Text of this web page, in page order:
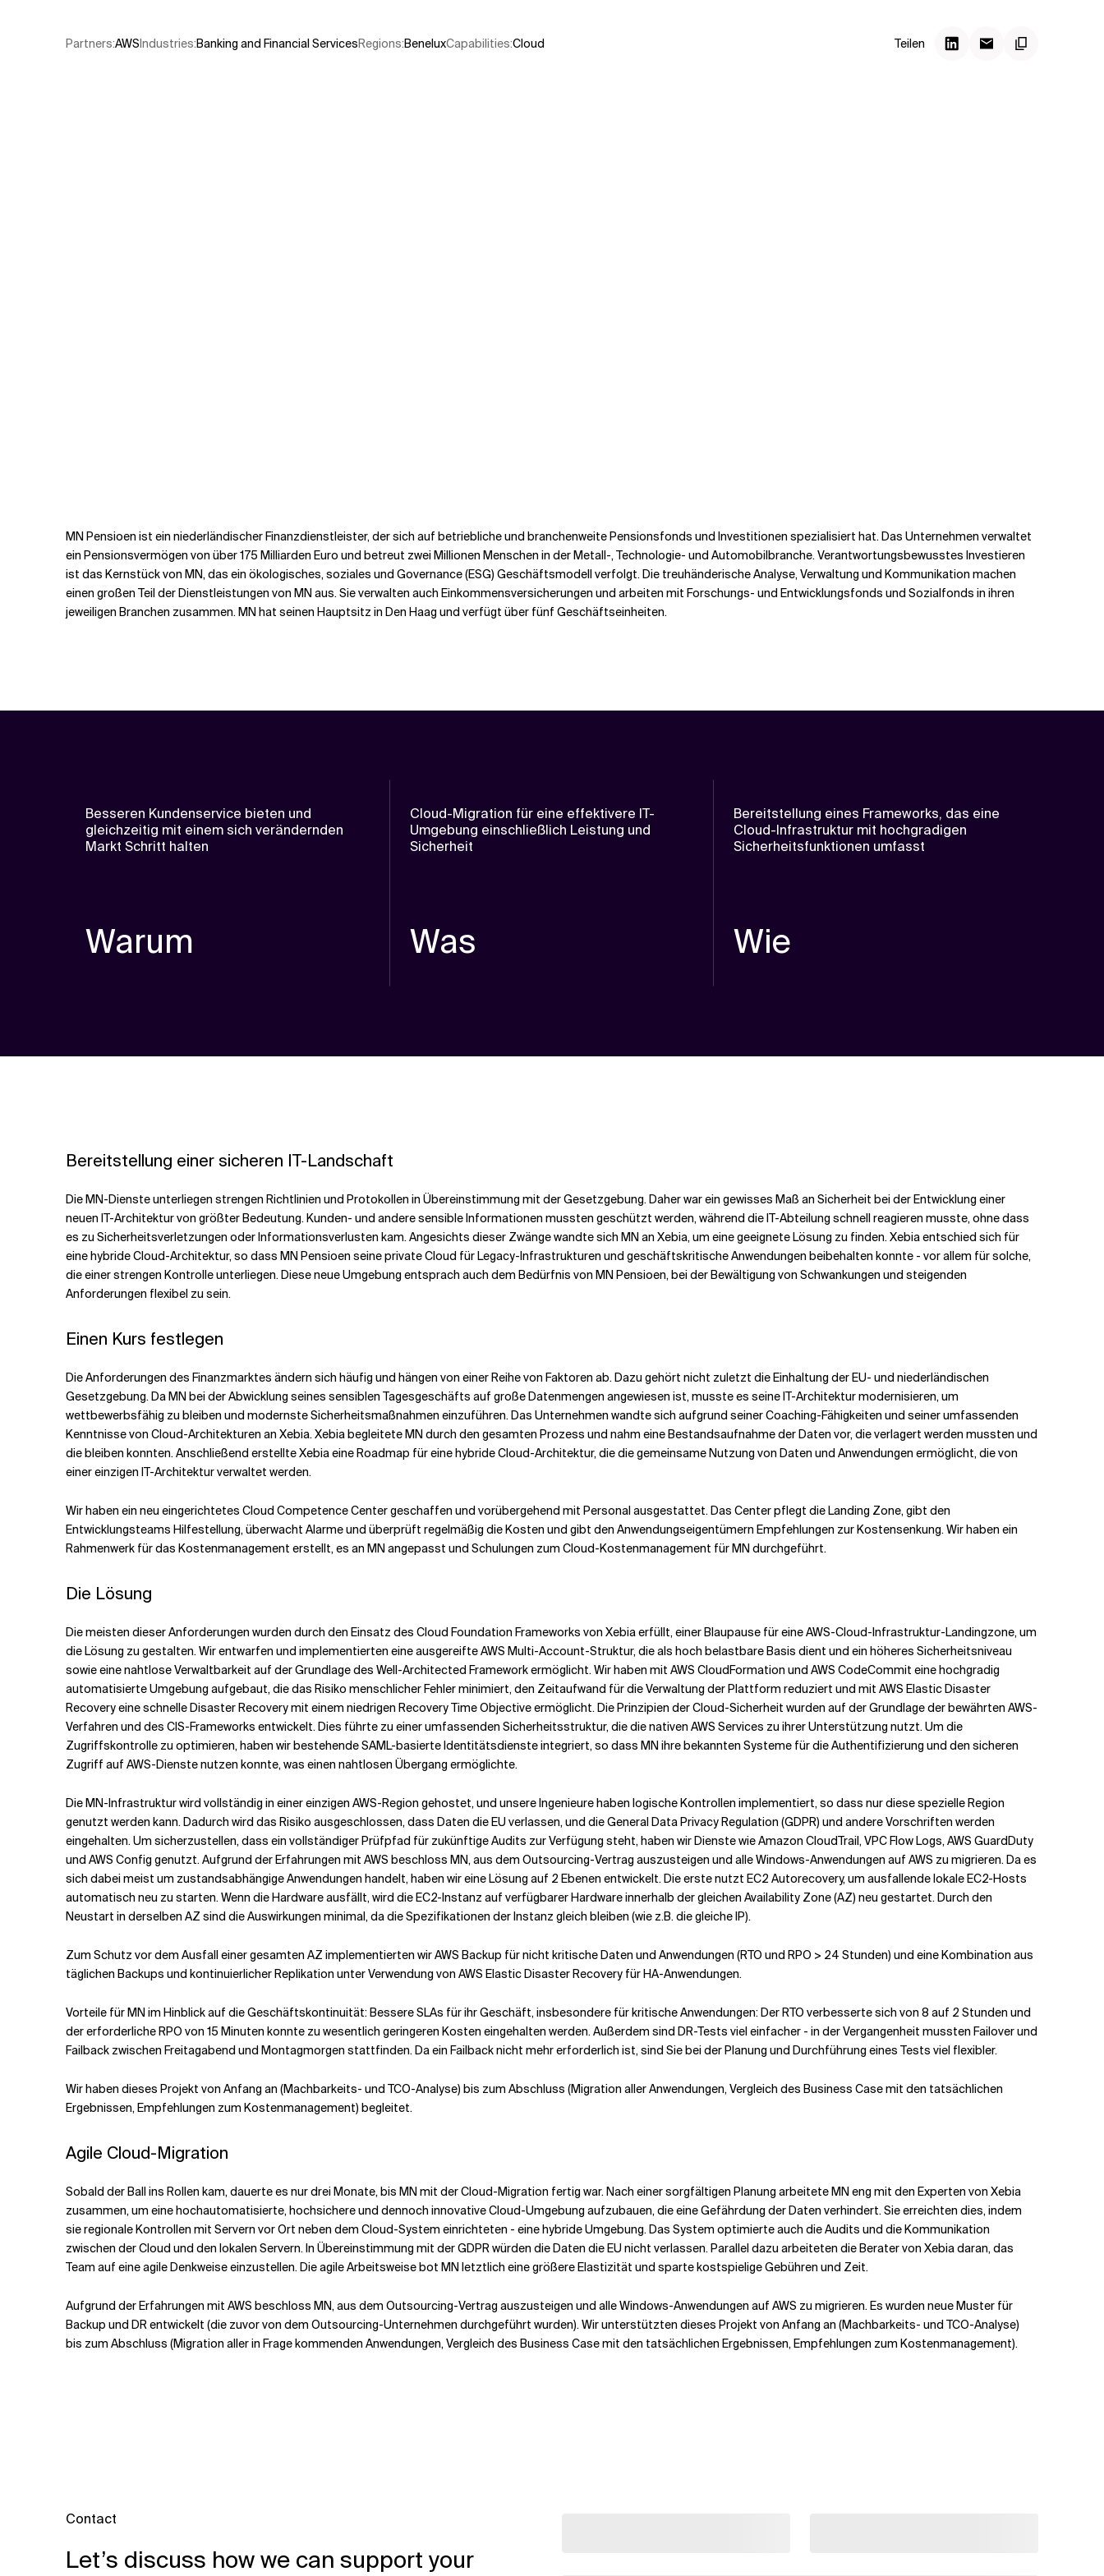
Verwandte Themen
Partners:AWS​Industries:Banking and Financial ServicesRegions:BeneluxCapabilities:Cloud Teilen
MN Pensioen ist ein niederländischer Finanzdienstleister, der sich auf betriebliche und branchenweite Pensionsfonds und Investitionen spezialisiert hat. Das Unternehmen verwaltet
ein Pensionsvermögen von über 175 Milliarden Euro und betreut zwei Millionen Menschen in der Metall-, Technologie- und Automobilbranche. Verantwortungsbewusstes Investieren
ist das Kernstück von MN, das ein ökologisches, soziales und Governance (ESG) Geschäftsmodell verfolgt. Die treuhänderische Analyse, Verwaltung und Kommunikation machen
einen großen Teil der Dienstleistungen von MN aus. Sie verwalten auch Einkommensversicherungen und arbeiten mit Forschungs- und Entwicklungsfonds und Sozialfonds in ihren
jeweiligen Branchen zusammen. MN hat seinen Hauptsitz in Den Haag und verfügt über fünf Geschäftseinheiten.
Besseren Kundenservice bieten und
gleichzeitig mit einem sich verändernden
Markt Schritt halten
Warum
Cloud-Migration für eine effektivere IT-
Umgebung einschließlich Leistung und
Sicherheit
Was
Bereitstellung eines Frameworks, das eine
Cloud-Infrastruktur mit hochgradigen
Sicherheitsfunktionen umfasst
Wie
Bereitstellung einer sicheren IT-Landschaft
Die MN-Dienste unterliegen strengen Richtlinien und Protokollen in Übereinstimmung mit der Gesetzgebung. Daher war ein gewisses Maß an Sicherheit bei der Entwicklung einer
neuen IT-Architektur von größter Bedeutung. Kunden- und andere sensible Informationen mussten geschützt werden, während die IT-Abteilung schnell reagieren musste, ohne dass
es zu Sicherheitsverletzungen oder Informationsverlusten kam. Angesichts dieser Zwänge wandte sich MN an Xebia, um eine geeignete Lösung zu finden. Xebia entschied sich für
eine hybride Cloud-Architektur, so dass MN Pensioen seine private Cloud für Legacy-Infrastrukturen und geschäftskritische Anwendungen beibehalten konnte - vor allem für solche,
die einer strengen Kontrolle unterliegen. Diese neue Umgebung entsprach auch dem Bedürfnis von MN Pensioen, bei der Bewältigung von Schwankungen und steigenden
Anforderungen flexibel zu sein.
Einen Kurs festlegen
Die Anforderungen des Finanzmarktes ändern sich häufig und hängen von einer Reihe von Faktoren ab. Dazu gehört nicht zuletzt die Einhaltung der EU- und niederländischen
Gesetzgebung. Da MN bei der Abwicklung seines sensiblen Tagesgeschäfts auf große Datenmengen angewiesen ist, musste es seine IT-Architektur modernisieren, um
wettbewerbsfähig zu bleiben und modernste Sicherheitsmaßnahmen einzuführen. Das Unternehmen wandte sich aufgrund seiner Coaching-Fähigkeiten und seiner umfassenden
Kenntnisse von Cloud-Architekturen an Xebia. Xebia begleitete MN durch den gesamten Prozess und nahm eine Bestandsaufnahme der Daten vor, die verlagert werden mussten und
die bleiben konnten. Anschließend erstellte Xebia eine Roadmap für eine hybride Cloud-Architektur, die die gemeinsame Nutzung von Daten und Anwendungen ermöglicht, die von
einer einzigen IT-Architektur verwaltet werden.
Wir haben ein neu eingerichtetes Cloud Competence Center geschaffen und vorübergehend mit Personal ausgestattet. Das Center pflegt die Landing Zone, gibt den
Entwicklungsteams Hilfestellung, überwacht Alarme und überprüft regelmäßig die Kosten und gibt den Anwendungseigentümern Empfehlungen zur Kostensenkung. Wir haben ein
Rahmenwerk für das Kostenmanagement erstellt, es an MN angepasst und Schulungen zum Cloud-Kostenmanagement für MN durchgeführt.
Die Lösung
Die meisten dieser Anforderungen wurden durch den Einsatz des Cloud Foundation Frameworks von Xebia erfüllt, einer Blaupause für eine AWS-Cloud-Infrastruktur-Landingzone, um
die Lösung zu gestalten. Wir entwarfen und implementierten eine ausgereifte AWS Multi-Account-Struktur, die als hoch belastbare Basis dient und ein höheres Sicherheitsniveau
sowie eine nahtlose Verwaltbarkeit auf der Grundlage des Well-Architected Framework ermöglicht. Wir haben mit AWS CloudFormation und AWS CodeCommit eine hochgradig
automatisierte Umgebung aufgebaut, die das Risiko menschlicher Fehler minimiert, den Zeitaufwand für die Verwaltung der Plattform reduziert und mit AWS Elastic Disaster
Recovery eine schnelle Disaster Recovery mit einem niedrigen Recovery Time Objective ermöglicht. Die Prinzipien der Cloud-Sicherheit wurden auf der Grundlage der bewährten AWS-
Verfahren und des CIS-Frameworks entwickelt. Dies führte zu einer umfassenden Sicherheitsstruktur, die die nativen AWS Services zu ihrer Unterstützung nutzt. Um die
Zugriffskontrolle zu optimieren, haben wir bestehende SAML-basierte Identitätsdienste integriert, so dass MN ihre bekannten Systeme für die Authentifizierung und den sicheren
Zugriff auf AWS-Dienste nutzen konnte, was einen nahtlosen Übergang ermöglichte.
Die MN-Infrastruktur wird vollständig in einer einzigen AWS-Region gehostet, und unsere Ingenieure haben logische Kontrollen implementiert, so dass nur diese spezielle Region
genutzt werden kann. Dadurch wird das Risiko ausgeschlossen, dass Daten die EU verlassen, und die General Data Privacy Regulation (GDPR) und andere Vorschriften werden
eingehalten. Um sicherzustellen, dass ein vollständiger Prüfpfad für zukünftige Audits zur Verfügung steht, haben wir Dienste wie Amazon CloudTrail, VPC Flow Logs, AWS GuardDuty
und AWS Config genutzt. Aufgrund der Erfahrungen mit AWS beschloss MN, aus dem Outsourcing-Vertrag auszusteigen und alle Windows-Anwendungen auf AWS zu migrieren. Da es
sich dabei meist um zustandsabhängige Anwendungen handelt, haben wir eine Lösung auf 2 Ebenen entwickelt. Die erste nutzt EC2 Autorecovery, um ausfallende lokale EC2-Hosts
automatisch neu zu starten. Wenn die Hardware ausfällt, wird die EC2-Instanz auf verfügbarer Hardware innerhalb der gleichen Availability Zone (AZ) neu gestartet. Durch den
Neustart in derselben AZ sind die Auswirkungen minimal, da die Spezifikationen der Instanz gleich bleiben (wie z.B. die gleiche IP).
Zum Schutz vor dem Ausfall einer gesamten AZ implementierten wir AWS Backup für nicht kritische Daten und Anwendungen (RTO und RPO > 24 Stunden) und eine Kombination aus
täglichen Backups und kontinuierlicher Replikation unter Verwendung von AWS Elastic Disaster Recovery für HA-Anwendungen.
Vorteile für MN im Hinblick auf die Geschäftskontinuität: Bessere SLAs für ihr Geschäft, insbesondere für kritische Anwendungen: Der RTO verbesserte sich von 8 auf 2 Stunden und
der erforderliche RPO von 15 Minuten konnte zu wesentlich geringeren Kosten eingehalten werden. Außerdem sind DR-Tests viel einfacher - in der Vergangenheit mussten Failover und
Failback zwischen Freitagabend und Montagmorgen stattfinden. Da ein Failback nicht mehr erforderlich ist, sind Sie bei der Planung und Durchführung eines Tests viel flexibler.
Wir haben dieses Projekt von Anfang an (Machbarkeits- und TCO-Analyse) bis zum Abschluss (Migration aller Anwendungen, Vergleich des Business Case mit den tatsächlichen
Ergebnissen, Empfehlungen zum Kostenmanagement) begleitet.
Agile Cloud-Migration
Sobald der Ball ins Rollen kam, dauerte es nur drei Monate, bis MN mit der Cloud-Migration fertig war. Nach einer sorgfältigen Planung arbeitete MN eng mit den Experten von Xebia
zusammen, um eine hochautomatisierte, hochsichere und dennoch innovative Cloud-Umgebung aufzubauen, die eine Gefährdung der Daten verhindert. Sie erreichten dies, indem
sie regionale Kontrollen mit Servern vor Ort neben dem Cloud-System einrichteten - eine hybride Umgebung. Das System optimierte auch die Audits und die Kommunikation
zwischen der Cloud und den lokalen Servern. In Übereinstimmung mit der GDPR würden die Daten die EU nicht verlassen. Parallel dazu arbeiteten die Berater von Xebia daran, das
Team auf eine agile Denkweise einzustellen. Die agile Arbeitsweise bot MN letztlich eine größere Elastizität und sparte kostspielige Gebühren und Zeit.
Aufgrund der Erfahrungen mit AWS beschloss MN, aus dem Outsourcing-Vertrag auszusteigen und alle Windows-Anwendungen auf AWS zu migrieren. Es wurden neue Muster für
Backup und DR entwickelt (die zuvor von dem Outsourcing-Unternehmen durchgeführt wurden). Wir unterstützten dieses Projekt von Anfang an (Machbarkeits- und TCO-Analyse)
bis zum Abschluss (Migration aller in Frage kommenden Anwendungen, Vergleich des Business Case mit den tatsächlichen Ergebnissen, Empfehlungen zum Kostenmanagement).
Contact
Let’s discuss how we can support your